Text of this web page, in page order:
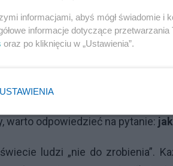
politycy, piarowcy itd. Sekta
twórczych i
szanująca się sekta
mocnych i racjonalnych.
także ludzie, którzy w
to jednak faktu, iż sekta
warto odpowiedzieć na pytanie:
ludzi „nie do zrobienia”.
informacjami, abyś mógł świadomie
informacje dotyczące
oraz po kliknięciu w „Ustawienia”.
USTAWIENIA